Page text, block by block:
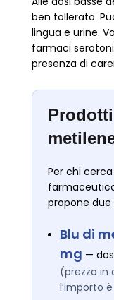
ben tollerato.
lingua e urine.
farmaci
presenza di
Per chi
propone
Blu di
mg —
(prezzo in
l’importo